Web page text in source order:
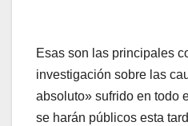
Esas son las principales
investigación sobre las
absoluto» sufrido en todo
se harán públicos esta